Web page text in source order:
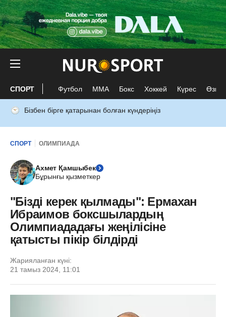
СПОРТ Футбол ММА Бокс Хоккей Күрес Өзге
Бізбен бірге қатарынан болған күндеріңіз
СПОРТ ОЛИМПИАДА
Ахмет Қамшыбек
Бұрынғы қызметкер
"Бізді керек қылмады": Ермахан
Ибраимов боксшылардың
Олимпиададағы жеңілісіне
қатысты пікір білдірді
Жарияланған күні:
21 тамыз 2024, 11:01